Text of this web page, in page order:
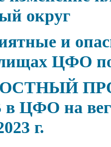
округ
и
ЦФО по
ЦФО на
г.